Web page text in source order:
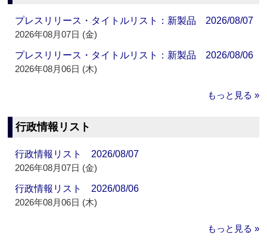
プレスリリース・タイトルリスト：新製品 2026/08/07
2026年08月07日 (金)
プレスリリース・タイトルリスト：新製品 2026/08/06
2026年08月06日 (木)
もっと見る »
行政情報リスト
行政情報リスト 2026/08/07
2026年08月07日 (金)
行政情報リスト 2026/08/06
2026年08月06日 (木)
もっと見る »